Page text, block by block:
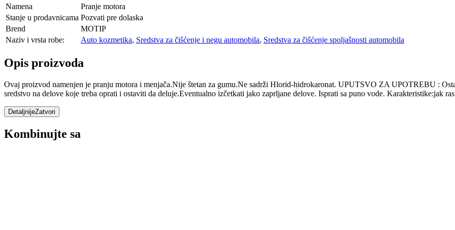
Namena
Pranje motora
Stanje u prodavnicama Pozvati pre dolaska
Brend
MOTIP
Naziv i vrsta robe:
Auto kozmetika, Sredstva za čišćenje i negu automobila, Sredstva za čišćenje spoljašnosti automobila
Opis proizvoda
Ovaj proizvod namenjen je pranju motora i menjača.Nije štetan za gumu.Ne sadrži Hlorid-hidrokaronat. UPUTSVO ZA UPOTREBU :
sredstvo na delove koje treba oprati i ostaviti da deluje.Eventualno izčetkati jako zaprljane delove. Isprati sa puno vode. Karakteristike:jak
DetaljnijeZatvori
Kombinujte sa